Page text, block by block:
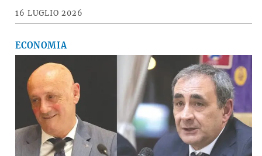
16 LUGLIO 2026
ECONOMIA